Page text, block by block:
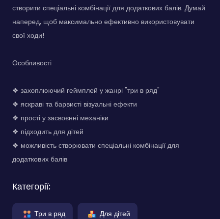
створити спеціальні комбінації для додаткових балів. Думай
наперед, щоб максимально ефективно використовувати
свої ходи!
Особливості
❖ захоплюючий геймплей у жанрі "три в ряд"
❖ яскраві та барвисті візуальні ефекти
❖ прості у засвоєнні механіки
❖ підходить для дітей
❖ можливість створювати спеціальні комбінації для
додаткових балів
Категорії:
Три в ряд Для дітей